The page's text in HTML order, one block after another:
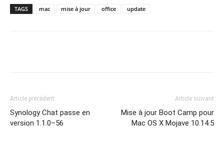
TAGS mac mise à jour office update
Article précédent
Synology Chat passe en
version 1.1.0–56
Article suivant
Mise à jour Boot Camp pour
Mac OS X Mojave 10.14.5